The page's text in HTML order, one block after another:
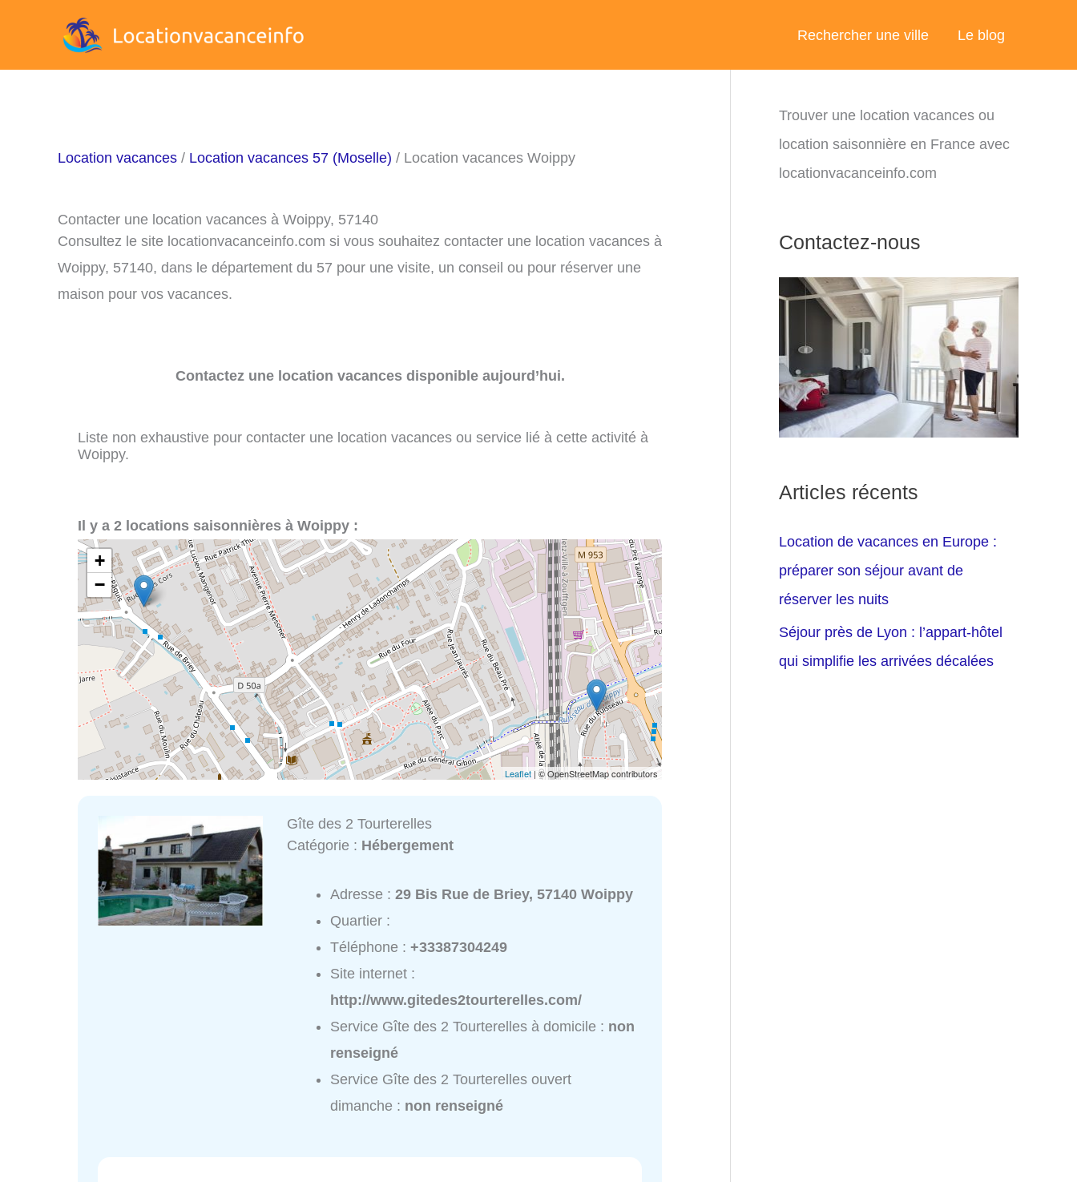
Rechercher une ville Le blog
Location vacances / Location vacances 57 (Moselle) / Location vacances Woippy
Contacter une location vacances à Woippy, 57140
Consultez le site locationvacanceinfo.com si vous souhaitez contacter une location vacances à
Woippy, 57140, dans le département du 57 pour une visite, un conseil ou pour réserver une
maison pour vos vacances.
Contactez une location vacances disponible aujourd’hui.
Liste non exhaustive pour contacter une location vacances ou service lié à cette activité à
Woippy.
Il y a 2 locations saisonnières à Woippy :
+
−
Leaflet | © OpenStreetMap contributors
Gîte des 2 Tourterelles
Catégorie : Hébergement
Adresse :29 Bis Rue de Briey, 57140 Woippy
Quartier :
Téléphone :+33387304249
Site internet :
http://www.gitedes2tourterelles.com/
Service Gîte des 2 Tourterelles à domicile : non
renseigné
Service Gîte des 2 Tourterelles ouvert
dimanche : non renseigné
Trouver une location vacances ou
location saisonnière en France avec
locationvacanceinfo.com
Contactez-nous
Articles récents
Location de vacances en Europe :
préparer son séjour avant de
réserver les nuits
Séjour près de Lyon : l’appart-hôtel
qui simplifie les arrivées décalées